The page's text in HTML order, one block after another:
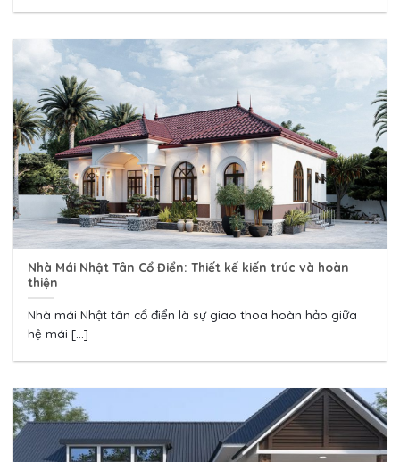
Nhà Mái Nhật Tân Cổ Điển: Thiết kế kiến trúc và hoàn
thiện
Nhà mái Nhật tân cổ điển là sự giao thoa hoàn hảo giữa
hệ mái [...]